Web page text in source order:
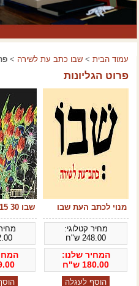
עמוד הבית > שבו כתב עת לשירה >
פרוט הגליונות
מנוי לכתב העת שבו
מחיר קטלוגי:
248.00 ש"ח
המחיר שלנו:
180.00 ש"ח
שבו 30 2015